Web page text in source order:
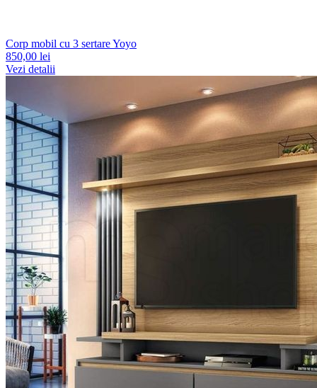
Corp mobil cu 3 sertare Yoyo
850,00 lei
Vezi detalii